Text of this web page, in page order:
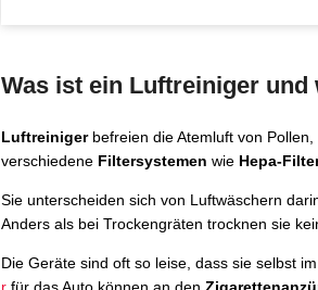
Was ist ein Luftreiniger
Luftreinigerbefreien die Atemluft von
verschiedene Filtersystemen wie Hepa-
Sie unterscheiden sich von Luftwäschern
Anders als bei Trockengräten trocknen sie
Die Geräte sind oft so leise, dass sie selbst
r für das Auto können an den